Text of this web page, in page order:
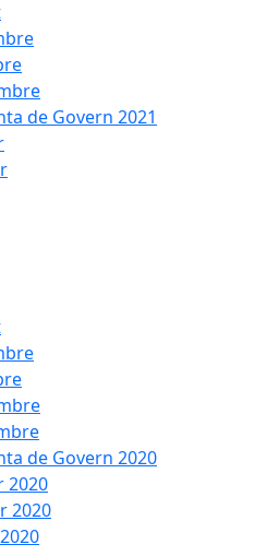
de Govern 2021
de Govern 2020
2020
2020